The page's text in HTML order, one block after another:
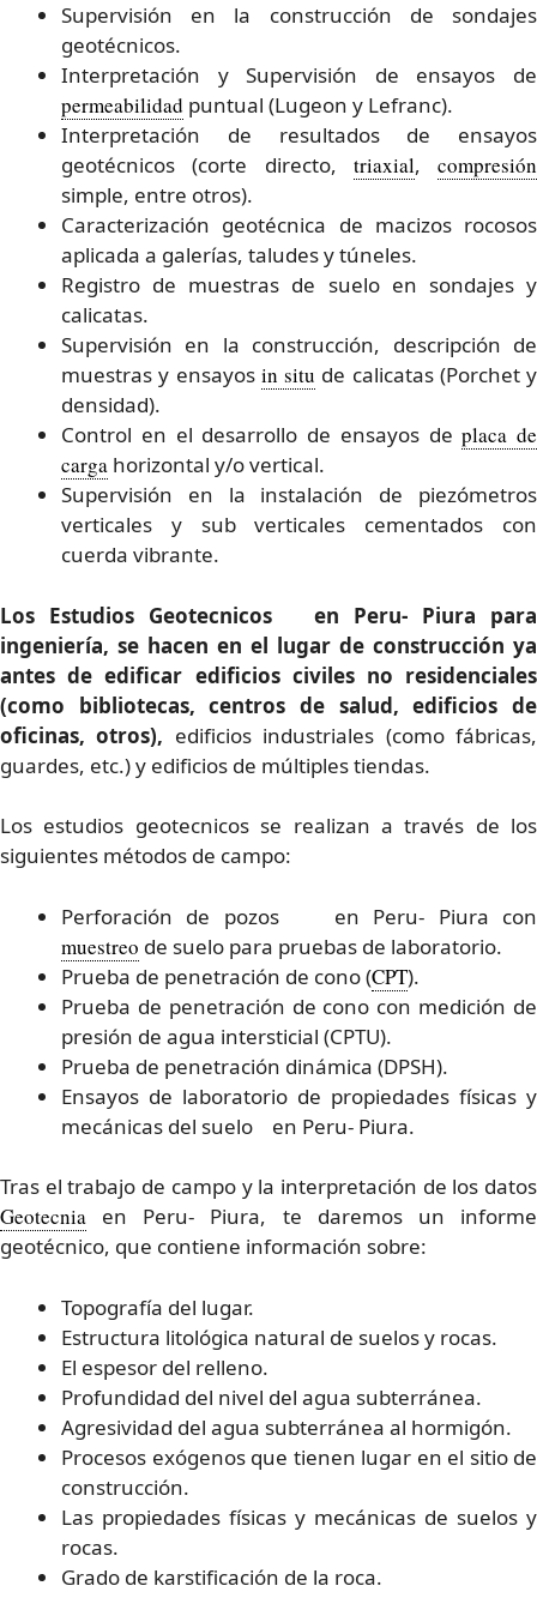
Supervisión en la construcción de sondajes
geotécnicos.
Interpretación y Supervisión de ensayos de
permeabilidad puntual (Lugeon y Lefranc).
Interpretación de resultados de ensayos
geotécnicos (corte directo, triaxial, compresión
simple, entre otros).
Caracterización geotécnica de macizos rocosos
aplicada a galerías, taludes y túneles.
Registro de muestras de suelo en sondajes y
calicatas.
Supervisión en la construcción, descripción de
muestras y ensayos in situ de calicatas (Porchet y
densidad).
Control en el desarrollo de ensayos deplaca de
carga horizontal y/o vertical.
Supervisión en la instalación de piezómetros
verticales y sub verticales cementados con
cuerda vibrante.
Los Estudios Geotecnicos en Peru- Piura para
ingeniería, se hacen en el lugar de construcción ya
antes de edificar edificios civiles no residenciales
(como bibliotecas, centros de salud, edificios de
oficinas, otros), edificios industriales (como fábricas,
guardes, etc.) y edificios de múltiples tiendas.
Los estudios geotecnicos se realizan a través de los
siguientes métodos de campo:
Perforación de pozos en Peru- Piura con
muestreo de suelo para pruebas de laboratorio.
Prueba de penetración de cono (CPT).
Prueba de penetración de cono con medición de
presión de agua intersticial (CPTU).
Prueba de penetración dinámica (DPSH).
Ensayos de laboratorio de propiedades físicas y
mecánicas del suelo en Peru- Piura.
Tras el trabajo de campo y la interpretación de los datos
Geotecnia en Peru- Piura, te daremos un informe
geotécnico, que contiene información sobre:
Topografía del lugar.
Estructura litológica natural de suelos y rocas.
El espesor del relleno.
Profundidad del nivel del agua subterránea.
Agresividad del agua subterránea al hormigón.
Procesos exógenos que tienen lugar en el sitio de
construcción.
Las propiedades físicas y mecánicas de suelos y
rocas.
Grado de karstificación de la roca.